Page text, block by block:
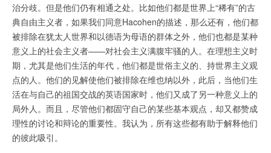
治分歧。但是他们仍有相通之处。比如他们都是世界上“稀有”的古
典自由主义者，如果我们同意Hacohen的描述，那么还有，他们都
被排除在犹太人世界和以德语为母语的群体之外，他们也都是某种
意义上的社会主义者——对社会主义满腹牢骚的人。在理想主义时
期，尤其是他们生活的年代，他们都是世俗主义的、持世界主义观
点的人。他们的见解使他们被排除在维也纳以外，此后，当他们生
活在与自己的祖国交战的英语国家时，他们又成了另一种意义上的
局外人。而且，尽管他们都固守自己的某些基本观点，却又都赞成
理性的讨论和辩论的重要性。我认为，所有这些都有助于解释他们
的彼此吸引。